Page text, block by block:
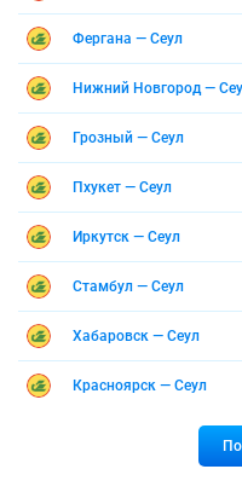
Фергана — Сеул
Нижний Новгород —
Грозный — Сеул
Пхукет — Сеул
Иркутск — Сеул
Стамбул — Сеул
Хабаровск — Сеул
Красноярск — Сеул